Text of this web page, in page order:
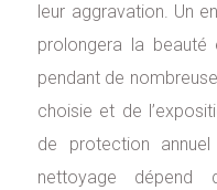
leur aggravation. Un
prolongera la
pendant de
choisie et de
de protection
nettoyage dépend